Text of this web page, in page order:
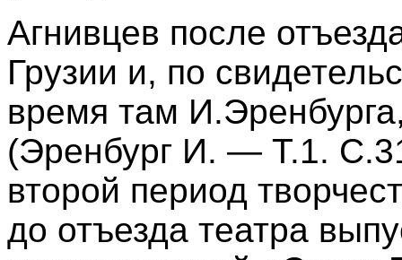
Агнивцев после
Грузии и, по
время там
(Эренбург И. — Т.1.
второй период
до отъезда театра